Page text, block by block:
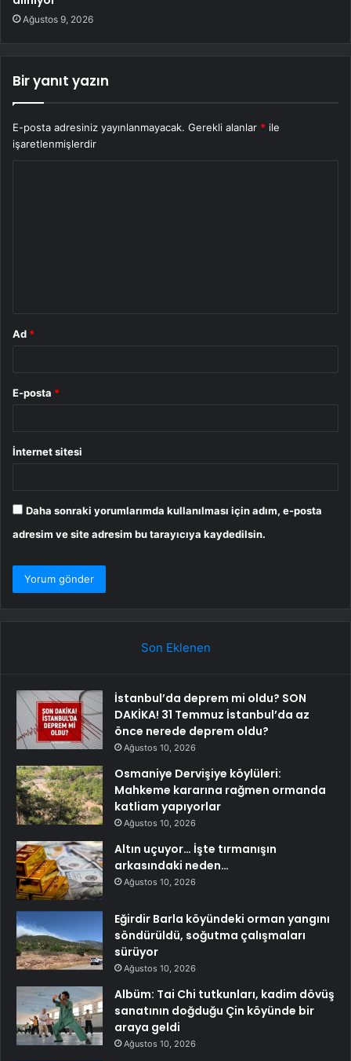
Ağustos 9, 2026
Bir yanıt yazın
E-posta adresiniz yayınlanmayacak. Gerekli alanlar * ile
işaretlenmişlerdir
Ad *
E-posta *
İnternet sitesi
Daha sonraki yorumlarımda kullanılması için adım, e-posta
adresim ve site adresim bu tarayıcıya kaydedilsin.
Son Eklenen
İstanbul’da deprem mi oldu? SON
DAKİKA! 31 Temmuz İstanbul’da az
önce nerede deprem oldu?
Ağustos 10, 2026
Osmaniye Dervişiye köylüleri:
Mahkeme kararına rağmen ormanda
katliam yapıyorlar
Ağustos 10, 2026
Altın uçuyor… İşte tırmanışın
arkasındaki neden…
Ağustos 10, 2026
Eğirdir Barla köyündeki orman yangını
söndürüldü, soğutma çalışmaları
sürüyor
Ağustos 10, 2026
Albüm: Tai Chi tutkunları, kadim dövüş
sanatının doğduğu Çin köyünde bir
araya geldi
Ağustos 10, 2026